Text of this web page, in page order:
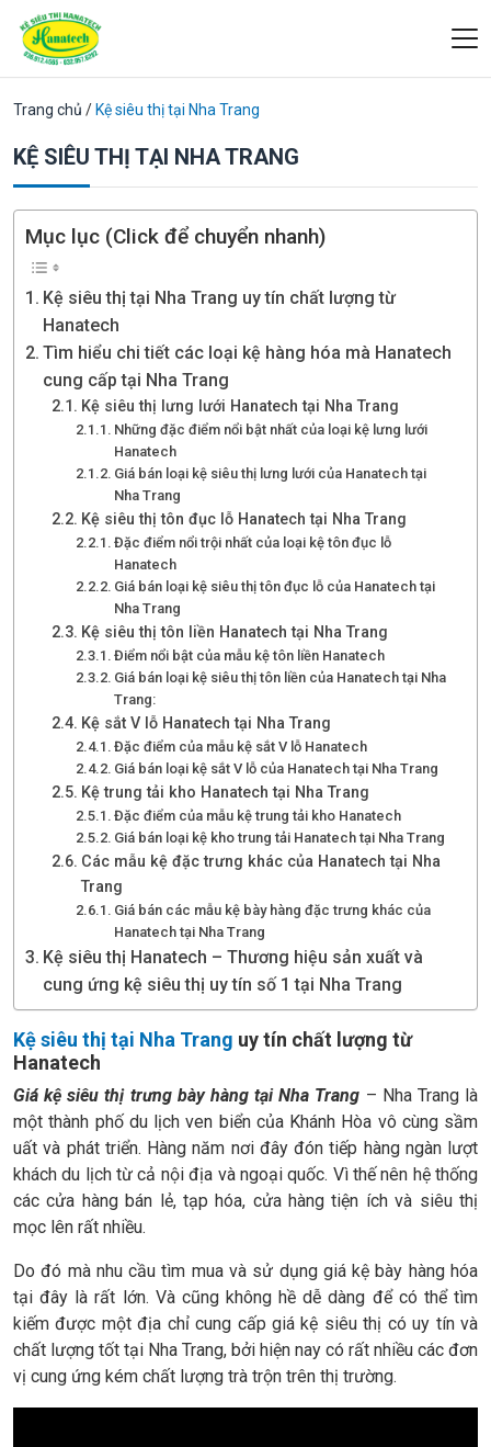
Trang chủ / Kệ siêu thị tại Nha Trang
KỆ SIÊU THỊ TẠI NHA TRANG
Mục lục (Click để chuyển nhanh)
Kệ siêu thị tại Nha Trang uy tín chất lượng từ
Hanatech
Tìm hiểu chi tiết các loại kệ hàng hóa mà Hanatech
cung cấp tại Nha Trang
Kệ siêu thị lưng lưới Hanatech tại Nha Trang
Những đặc điểm nổi bật nhất của loại kệ lưng lưới
Hanatech
Giá bán loại kệ siêu thị lưng lưới của Hanatech tại
Nha Trang
Kệ siêu thị tôn đục lỗ Hanatech tại Nha Trang
Đặc điểm nổi trội nhất của loại kệ tôn đục lỗ
Hanatech
Giá bán loại kệ siêu thị tôn đục lỗ của Hanatech tại
Nha Trang
Kệ siêu thị tôn liền Hanatech tại Nha Trang
Điểm nổi bật của mẫu kệ tôn liền Hanatech
Giá bán loại kệ siêu thị tôn liền của Hanatech tại Nha
Trang:
Kệ sắt V lỗ Hanatech tại Nha Trang
Đặc điểm của mẫu kệ sắt V lỗ Hanatech
Giá bán loại kệ sắt V lỗ của Hanatech tại Nha Trang
Kệ trung tải kho Hanatech tại Nha Trang
Đặc điểm của mẫu kệ trung tải kho Hanatech
Giá bán loại kệ kho trung tải Hanatech tại Nha Trang
Các mẫu kệ đặc trưng khác của Hanatech tại Nha
Trang
Giá bán các mẫu kệ bày hàng đặc trưng khác của
Hanatech tại Nha Trang
Kệ siêu thị Hanatech – Thương hiệu sản xuất và
cung ứng kệ siêu thị uy tín số 1 tại Nha Trang
Kệ siêu thị tại Nha Trang uy tín chất lượng từ
Hanatech
Giá kệ siêu thị trưng bày hàng tại Nha Trang – Nha Trang là
một thành phố du lịch ven biển của Khánh Hòa vô cùng sầm
uất và phát triển. Hàng năm nơi đây đón tiếp hàng ngàn lượt
khách du lịch từ cả nội địa và ngoại quốc. Vì thế nên hệ thống
các cửa hàng bán lẻ, tạp hóa, cửa hàng tiện ích và siêu thị
mọc lên rất nhiều.
Do đó mà nhu cầu tìm mua và sử dụng giá kệ bày hàng hóa
tại đây là rất lớn. Và cũng không hề dễ dàng để có thể tìm
kiếm được một địa chỉ cung cấp giá kệ siêu thị có uy tín và
chất lượng tốt tại Nha Trang, bởi hiện nay có rất nhiều các đơn
vị cung ứng kém chất lượng trà trộn trên thị trường.